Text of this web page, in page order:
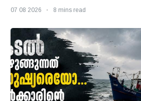
07 08 2026 8 mins read